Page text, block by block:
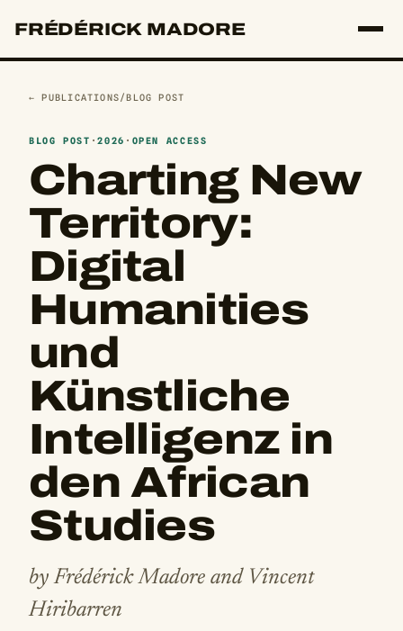
FRÉDÉRICK MADORE
← PUBLICATIONS/BLOG POST
BLOG POST ·2026 · OPEN ACCESS
Charting New
Territory:
Digital
Humanities
und
Künstliche
Intelligenz in
den African
Studies
by Frédérick Madore and Vincent
Hiribarren